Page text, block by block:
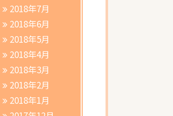
2018年7月
2018年6月
2018年5月
2018年4月
2018年3月
2018年2月
2018年1月